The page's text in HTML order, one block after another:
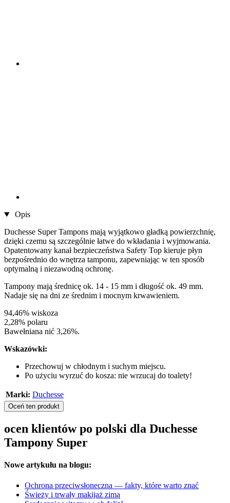
Opis
Duchesse Super Tampons mają wyjątkowo gładką powierzchnię,
dzięki czemu są szczególnie łatwe do wkładania i wyjmowania.
Opatentowany kanał bezpieczeństwa Safety Top kieruje płyn
bezpośrednio do wnętrza tamponu, zapewniając w ten sposób
optymalną i niezawodną ochronę.
Tampony mają średnicę ok. 14 - 15 mm i długość ok. 49 mm.
Nadaje się na dni ze średnim i mocnym krwawieniem.
94,46% wiskoza
2,28% polaru
Bawełniana nić 3,26%.
Wskazówki:
Przechowuj w chłodnym i suchym miejscu.
Po użyciu wyrzuć do kosza: nie wrzucaj do toalety!
Marki: Duchesse
Oceń ten produkt
ocen klientów po polski dla Duchesse
Tampony Super
Nowe artykułu na blogu:
Ochrona przeciwsłoneczna — fakty, które warto znać
Świeży i trwały makijaż zimą